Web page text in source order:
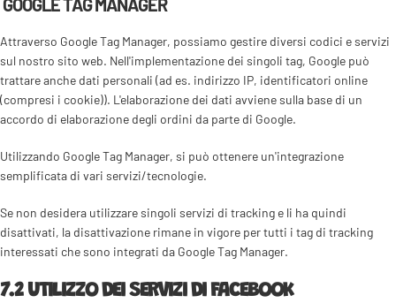
Attraverso Google Tag Manager, possiamo gestire diversi codici e servizi
sul nostro sito web. Nell'implementazione dei singoli tag, Google può
trattare anche dati personali (ad es. indirizzo IP, identificatori online
(compresi i cookie)). L'elaborazione dei dati avviene sulla base di un
accordo di elaborazione degli ordini da parte di Google.
Utilizzando Google Tag Manager, si può ottenere un'integrazione
semplificata di vari servizi/tecnologie.
Se non desidera utilizzare singoli servizi di tracking e li ha quindi
disattivati, la disattivazione rimane in vigore per tutti i tag di tracking
interessati che sono integrati da Google Tag Manager.
7.2 UTILIZZO DEI SERVIZI DI FACEBOOK